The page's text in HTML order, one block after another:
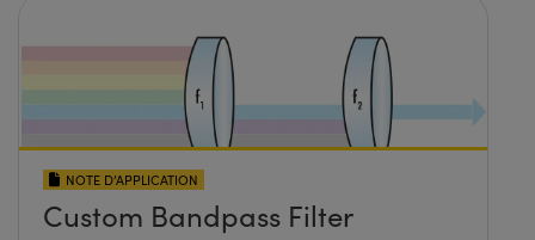
NOTE D’APPLICATION
Custom Bandpass Filter